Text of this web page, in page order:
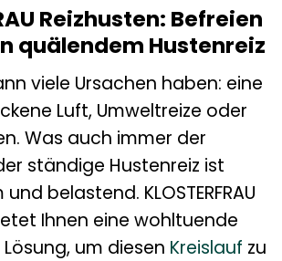
Reizhusten: Befreien
quälendem Hustenreiz
viele Ursachen haben: eine
Luft, Umweltreize oder
Was auch immer der
ständige Hustenreiz ist
belastend. KLOSTERFRAU
Ihnen eine wohltuende
um diesen Kreislauf zu